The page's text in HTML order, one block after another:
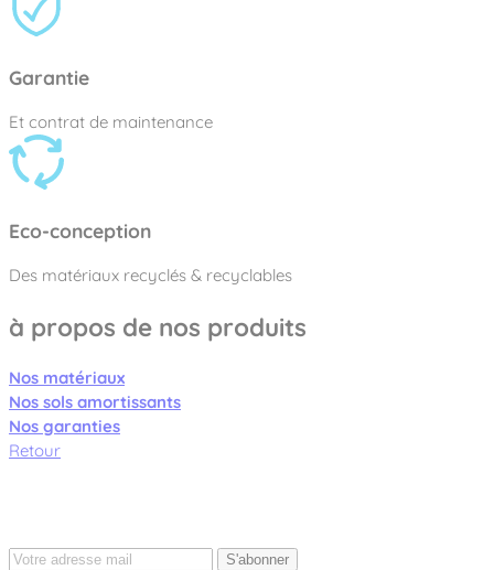
Garantie
Et contrat de maintenance
Eco-conception
Des matériaux recyclés & recyclables
à propos de nos produits
Nos matériaux
Nos sols amortissants
Nos garanties
Retour
S'abonner